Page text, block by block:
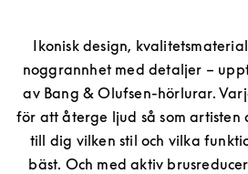
Ikonisk design,
noggrannhet med detaljer –
av Bang & Olufsen-hörlurar.
för att återge ljud så som artisten
till dig vilken stil och vilka
bäst. Och med aktiv